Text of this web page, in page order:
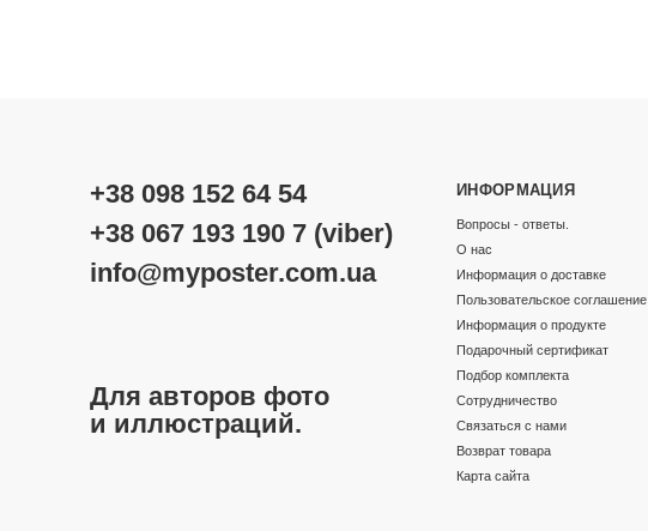
+38 098 152 64 54
+38 067 193 190 7 (viber)
info@myposter.com.ua
Для авторов фото
и иллюстраций.
ИНФОРМАЦИЯ
Вопросы - ответы.
О нас
Информация о доставке
Пользовательское соглашение
Информация о продукте
Подарочный сертификат
Подбор комплекта
Сотрудничество
Связаться с нами
Возврат товара
Карта сайта